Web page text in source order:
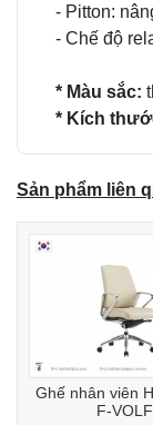
- Pitton:
- Chế độ
* Màu sắc:
* Kích
Sản phẩm liên
Ghế nhân viên
F-VOLF